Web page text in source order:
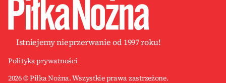
Istniejemy nieprzerwanie od 1997 roku!
Polityka prywatności
2026 © Piłka Nożna. Wszystkie prawa zastrzeżone.